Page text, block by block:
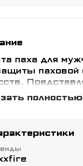
паха для
паховой
полностью